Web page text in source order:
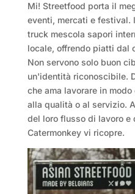
Mi! Streetfood porta il
eventi, mercati e festival.
truck mescola sapori
locale, offrendo piatti dal
Non servono solo buon
un'identità riconoscibile.
che ama lavorare in
alla qualità o al servizio.
del loro flusso di lavoro e
Catermonkey vi ricopre.